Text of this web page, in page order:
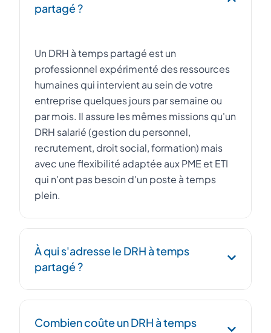
partagé ?
Un DRH à temps partagé est un
professionnel expérimenté des ressources
humaines qui intervient au sein de votre
entreprise quelques jours par semaine ou
par mois. Il assure les mêmes missions qu'un
DRH salarié (gestion du personnel,
recrutement, droit social, formation) mais
avec une flexibilité adaptée aux PME et ETI
qui n'ont pas besoin d'un poste à temps
plein.
À qui s'adresse le DRH à temps
partagé ?
startups et ETI de 10 à 500 salariés qui
Combien coûte un DRH à temps